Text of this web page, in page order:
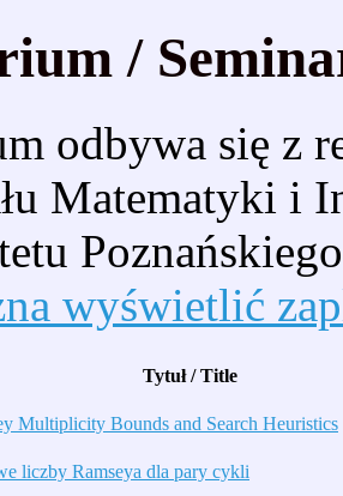
/
odbywa się z
Matematyki i
wyświetlić
Tytuł / Title
Multiplicity Bounds and Search Heuristics
liczby Ramseya dla pary cykli